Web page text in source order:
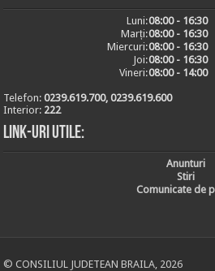
Luni:08:00 - 16:30
Marți:08:00 - 16:30
Miercuri:08:00 - 16:30
Joi:08:00 - 16:30
Vineri:08:00 - 14:00
Telefon:0239.619.700, 0239.619.600
Interior: 222
Link-uri utile:
Anunturi
Stiri
Comunicate de
© CONSILIUL JUDETEAN BRAILA, 2026